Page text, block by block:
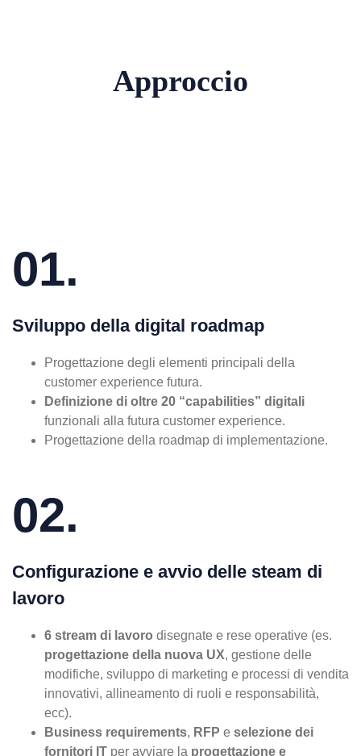
Approccio
01.
Sviluppo della digital roadmap
Progettazione degli elementi principali della
customer experience futura.
Definizione di oltre 20 “capabilities” digitali
funzionali alla futura customer experience.
Progettazione della roadmap di implementazione.
02.
Configurazione e avvio delle steam di
lavoro
6 stream di lavoro disegnate e rese operative (es.
progettazione della nuova UX, gestione delle
modifiche, sviluppo di marketing e processi di vendita
innovativi, allineamento di ruoli e responsabilità,
ecc).
Business requirements, RFP e selezione dei
fornitori IT per avviare la progettazione e